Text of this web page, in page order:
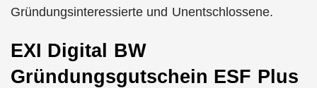
Gründungsinteressierte und Unentschlossene.
EXI Digital BW
Gründungsgutschein ESF Plus